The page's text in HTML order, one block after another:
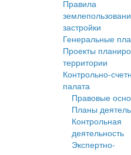
Правила
застройки
Генеральные
Проекты
территории
Контрольно-
палата
Правовые
Планы
Контрольная
деятельность
Экспертно-